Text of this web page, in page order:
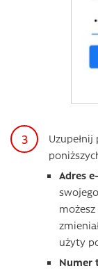
Uzupełnij
Adres
użyty
Numer